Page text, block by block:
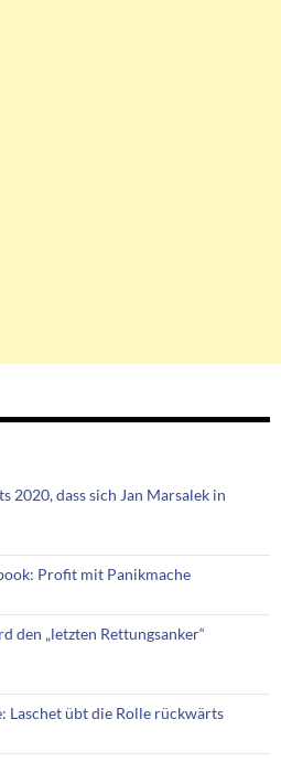
2020, dass sich Jan Marsalek in
Profit mit Panikmache
den „letzten Rettungsanker“
Laschet übt die Rolle rückwärts